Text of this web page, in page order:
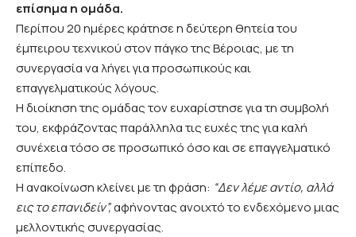
επίσημα η ομάδα.
Περίπου 20 ημέρες κράτησε η δεύτερη θητεία του
έμπειρου τεχνικού στον πάγκο της Βέροιας, με τη
συνεργασία να λήγει για προσωπικούς και
επαγγελματικούς λόγους.
Η διοίκηση της ομάδας τον ευχαρίστησε για τη συμβολή
του, εκφράζοντας παράλληλα τις ευχές της για καλή
συνέχεια τόσο σε προσωπικό όσο και σε επαγγελματικό
επίπεδο.
Η ανακοίνωση κλείνει με τη φράση: “Δεν λέμε αντίο, αλλά
εις το επανιδείν”,αφήνοντας ανοιχτό το ενδεχόμενο μιας
μελλοντικής συνεργασίας.